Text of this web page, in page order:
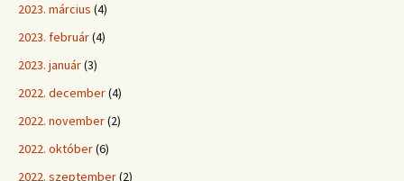
2023. március (4)
2023. február(4)
2023. január(3)
2022. december(4)
2022. november(2)
2022. október(6)
2022. szeptember(2)